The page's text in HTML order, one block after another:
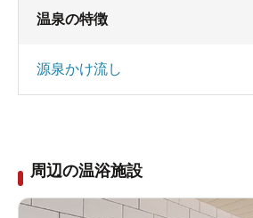
温泉の特徴
源泉かけ流し
周辺の温浴施設